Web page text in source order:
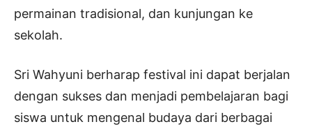
permainan tradisional, dan kunjungan ke
sekolah.
Sri Wahyuni berharap festival ini dapat berjalan
dengan sukses dan menjadi pembelajaran bagi
siswa untuk mengenal budaya dari berbagai